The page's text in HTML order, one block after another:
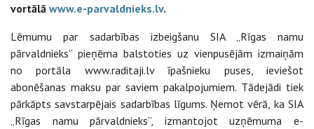
vortālā www.e-parvaldnieks.lv.
Lēmumu par sadarbības izbeigšanu SIA „Rīgas namu
pārvaldnieks” pieņēma balstoties uz vienpusējām izmaiņām
no portāla www.raditaji.lv īpašnieku puses, ieviešot
abonēšanas maksu par saviem pakalpojumiem. Tādejādi tiek
pārkāpts savstarpējais sadarbības līgums. Ņemot vērā, ka SIA
„Rīgas namu pārvaldnieks”, izmantojot uzņēmuma e-